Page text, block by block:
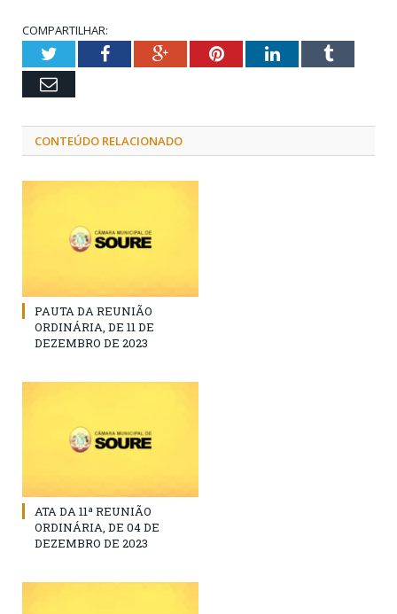
COMPARTILHAR:
TwitterFacebookGoogle+PinterestLinkedInTumblr
Email
CONTEÚDO RELACIONADO
PAUTA DA REUNIÃO
ORDINÁRIA, DE 11 DE
DEZEMBRO DE 2023
ATA DA 11ª REUNIÃO
ORDINÁRIA, DE 04 DE
DEZEMBRO DE 2023